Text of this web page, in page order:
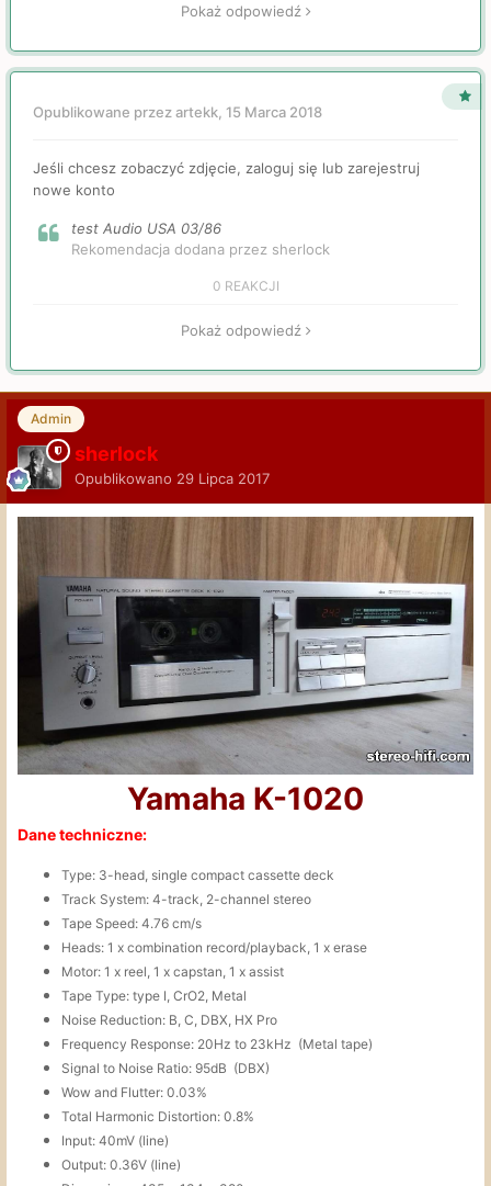
Pokaż odpowiedź
Opublikowane przez artekk, 15 Marca 2018
Jeśli chcesz zobaczyć zdjęcie, zaloguj się lub zarejestruj
nowe konto
test Audio USA 03/86
Rekomendacja dodana przez sherlock
0 REAKCJI
Pokaż odpowiedź
Admin
sherlock
Opublikowano 29 Lipca 2017
Yamaha K-1020
Dane techniczne:
Type: 3-head, single compact cassette deck
Track System: 4-track, 2-channel stereo
Tape Speed: 4.76 cm/s
Heads: 1 x combination record/playback, 1 x erase
Motor: 1 x reel, 1 x capstan, 1 x assist
Tape Type: type I, CrO2, Metal
Noise Reduction: B, C, DBX, HX Pro
Frequency Response: 20Hz to 23kHz (Metal tape)
Signal to Noise Ratio: 95dB (DBX)
Wow and Flutter: 0.03%
Total Harmonic Distortion: 0.8%
Input: 40mV (line)
Output: 0.36V (line)